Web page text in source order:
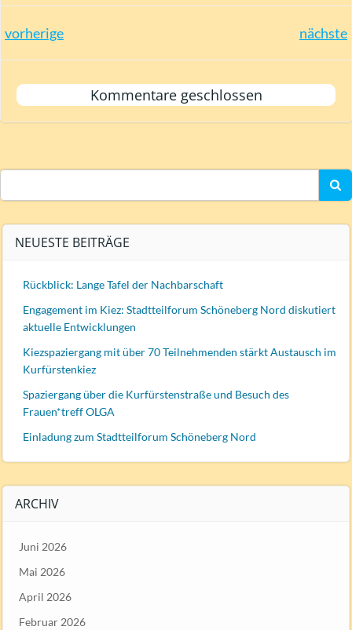
Post
navigation
vorherige
navigation
nächste
Kommentare geschlossen
for:
NEUESTE BEITRÄGE
Rückblick: Lange Tafel der Nachbarschaft
Engagement im Kiez: Stadtteilforum Schöneberg Nord diskutiert
aktuelle Entwicklungen
Kiezspaziergang mit über 70 Teilnehmenden stärkt Austausch im
Kurfürstenkiez
Spaziergang über die Kurfürstenstraße und Besuch des
Frauen*treff OLGA
Einladung zum Stadtteilforum Schöneberg Nord
ARCHIV
Juni 2026
Mai 2026
April 2026
Februar 2026